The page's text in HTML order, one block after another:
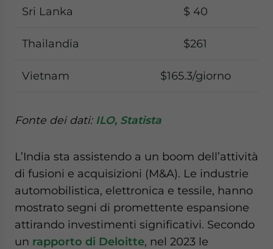
Sri Lanka $ 40
Thailandia $261
Vietnam $165.3/giorno
Fonte dei dati: ILO, Statista
L’India sta assistendo a un boom dell’attività
di fusioni e acquisizioni (M&A). Le industrie
automobilistica, elettronica e tessile, hanno
mostrato segni di promettente espansione
attirando investimenti significativi. Secondo
un rapporto di Deloitte, nel 2023 le